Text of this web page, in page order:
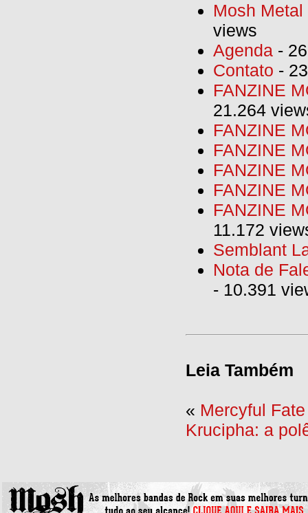
Mosh
views
Agenda -
Contato -
FANZINE
21.264
FANZINE
FANZINE
FANZINE
FANZINE
FANZINE
11.172
Semblant
Nota de
- 10.391
Leia Também
« Mercyful
Krucipha: a